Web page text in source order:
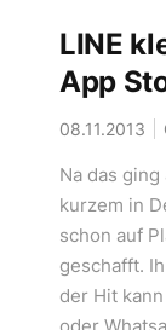
LINE
App
08.11.2013
Na das
kurzem in
schon auf
geschafft.
der Hit
oder